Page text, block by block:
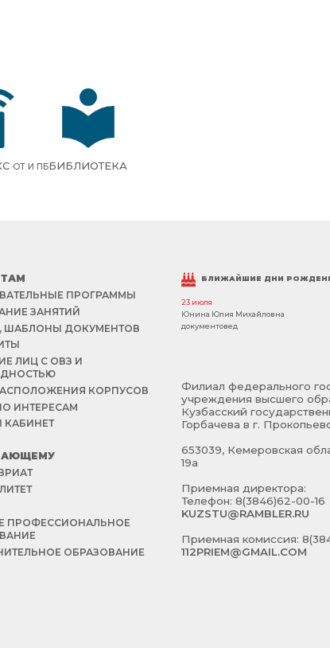
ОТ И ПББИБЛИОТЕКА
ПРОГРАММЫ
ЗАНЯТИЙ
ШАБЛОНЫ ДОКУМЕНТОВ
ЛИЦ С ОВЗ И
КОРПУСОВ
ИНТЕРЕСАМ
ПРОФЕССИОНАЛЬНОЕ
ОБРАЗОВАНИЕ
БЛИЖАЙШИЕ ДНИ
23 июля
Юнина Юлия Михайловна
документовед
Филиал федерального
учреждения высшего
Кузбасский
Горбачева в г.
653039, Кемеровская
19а
Приемная директора:
Телефон: 8(3846)62-00-16
KUZSTU@RAMBLER.RU
Приемная комиссия:
112PRIEM@GMAIL.COM